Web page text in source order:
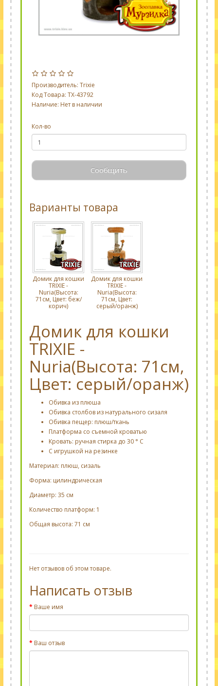
Производитель: Trixie
Код Товара: TX-43792
Наличие: Нет в наличии
Кол-во
Сообщить
Варианты товара
Домик для кошки
TRIXIE -
Nuria(Высота:
71см, Цвет: беж/
корич)
Домик для кошки
TRIXIE -
Nuria(Высота:
71см, Цвет:
серый/оранж)
Домик для кошки
TRIXIE -
Nuria(Высота: 71см,
Цвет: серый/оранж)
Обивка из плюша
Обивка столбов из натурального сизаля
Обивка пещер: плюш/ткань
Платформа со съемной кроватью
Кровать: ручная стирка до 30 ° C
С игрушкой на резинке
Материал: плюш, сизаль
Форма: цилиндрическая
Диаметр: 35 см
Количество платформ: 1
Общая высота: 71 см
Нет отзывов об этом товаре.
Написать отзыв
Ваше имя
Ваш отзыв